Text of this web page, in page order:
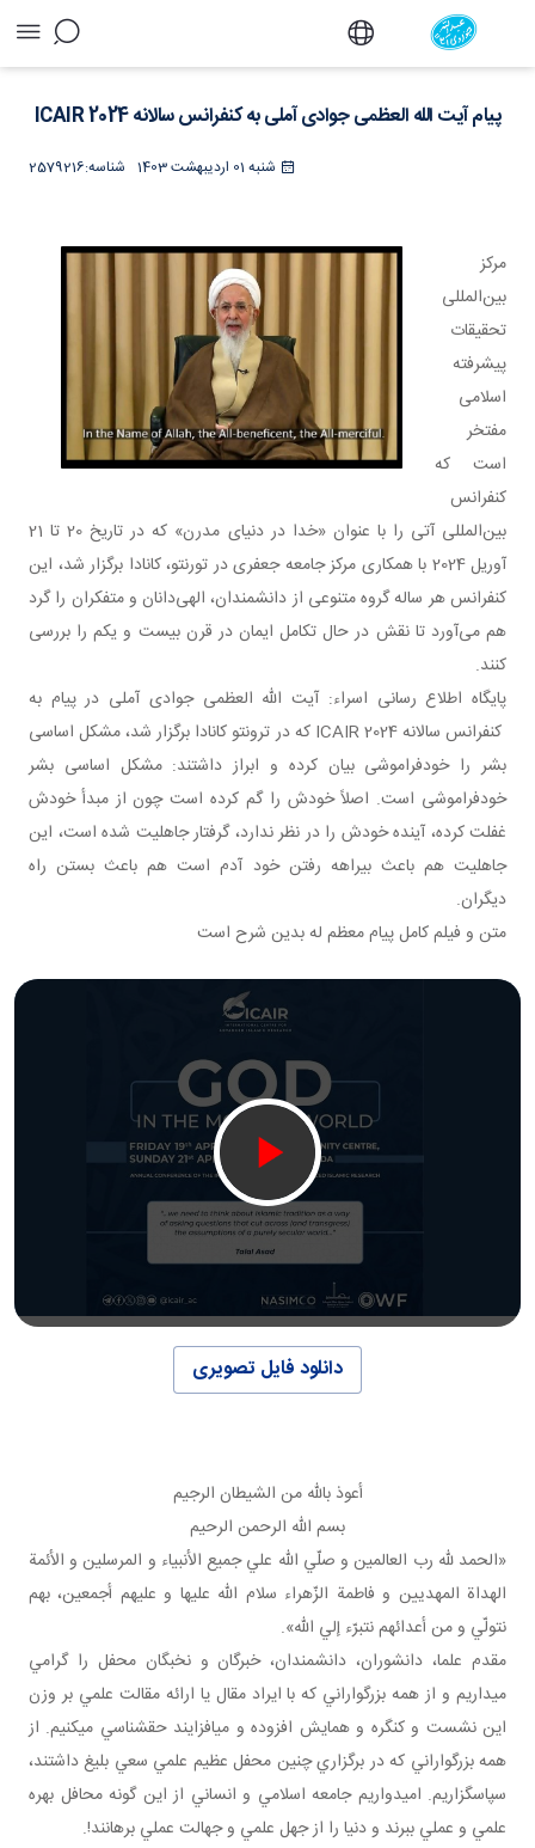
پیام آیت الله العظمی جوادی آملی به کنفرانس
سالانه ICAIR 2024 - دفتر
پیام آیت الله العظمی جوادی آملی به کنفرانس سالانه ICAIR 2024
شنبه 01 اردیبهشت 1403 2579216شناسه:
​​​​​​​مرکز
بین‌المللی
تحقیقات
پیشرفته
اسلامی
مفتخر
است که
کنفرانس
بین‌المللی آتی را با عنوان «خدا در دنیای مدرن» که در تاریخ 20 تا 21
آوریل 2024 با همکاری مرکز جامعه جعفری در تورنتو، کانادا برگزار شد، این
کنفرانس هر ساله گروه متنوعی از دانشمندان، الهی‌دانان و متفکران را گرد
هم می‌آورد تا نقش در حال تکامل ایمان در قرن بیست و یکم را بررسی
کنند.
پایگاه اطلاع رسانی اسراء: آیت الله العظمی جوادی آملی در پیام به
کنفرانس سالانه ICAIR 2024 که در ترونتو کانادا برگزار شد، مشکل اساسی
بشر را خودفراموشی بیان کرده و ابراز داشتند: مشکل اساسی بشر
خودفراموشی است. اصلاً خودش را گم کرده است چون از مبدأ خودش
غفلت کرده، آینده خودش را در نظر ندارد، گرفتار جاهلیت شده است، این
جاهلیت هم باعث بیراهه رفتن خود آدم است هم باعث بستن راه
دیگران.
متن و فیلم کامل پیام معظم له بدین شرح است
دانلود فایل تصویری
أعوذ بالله من الشيطان الرجيم
بسم الله الرحمن الرحيم
«الحمد لله رب العالمين و صلّي الله علي جميع الأنبياء و المرسلين و الأئمة
الهداة المهديين و فاطمة الزّهراء سلام الله عليها و عليهم أجمعين، بهم
نتولّي و من أعدائهم نتبرّء إلي الله».
مقدم علما، دانشوران، دانشمندان، خبرگان و نخبگان محفل را گرامي
مي داريم و از همه بزرگواراني که با ايراد مقال يا ارائه مقالت علمي بر وزن
اين نشست و کنگره و همايش افزوده و مي افزايند حق شناسي مي کنيم. از
همه بزرگواراني که در برگزاري چنين محفل عظيم علمي سعي بليغ داشتند،
سپاسگزاريم. اميدواريم جامعه اسلامي و انساني از اين گونه محافل بهره
علمي و عملي ببرند و دنيا را از جهل علمي و جهالت عملي برهانند!.